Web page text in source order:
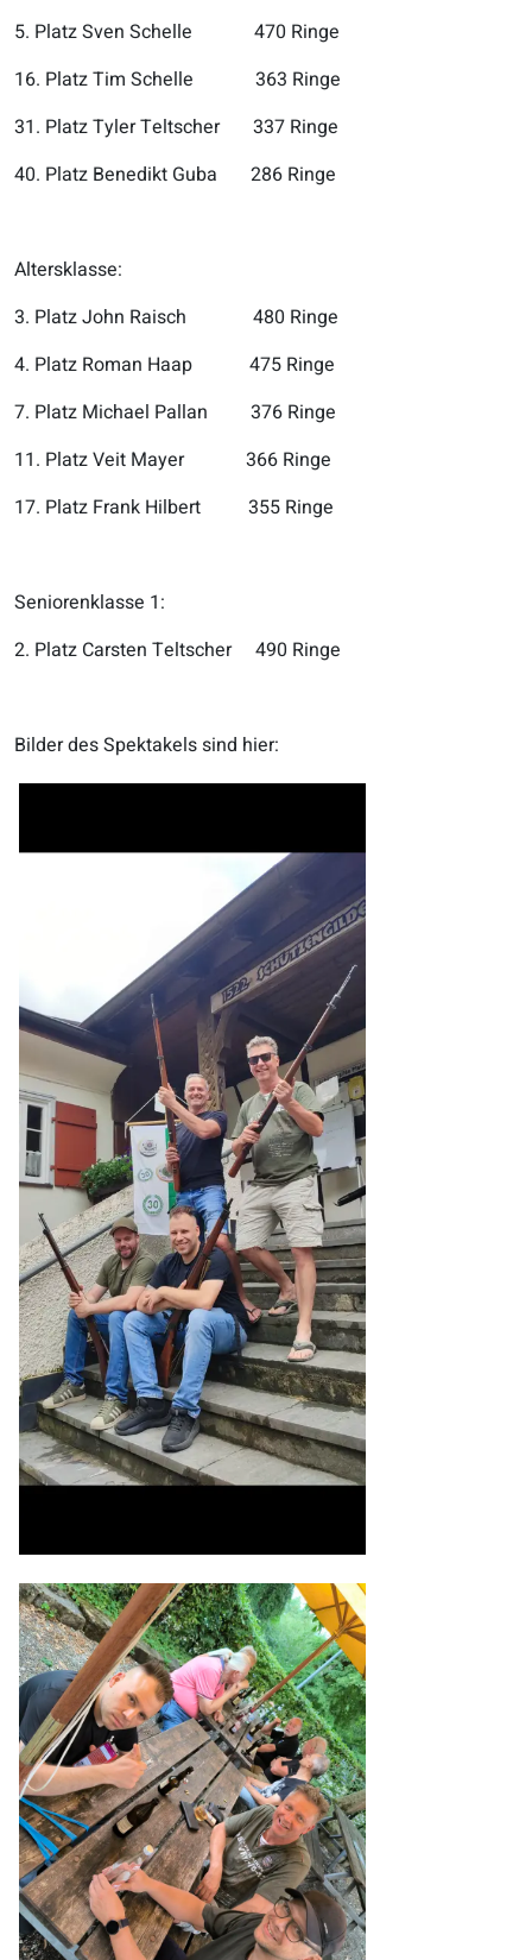
5. Platz Sven Schelle 470 Ringe
16. Platz Tim Schelle 363 Ringe
31. Platz Tyler Teltscher 337 Ringe
40. Platz Benedikt Guba 286 Ringe
Altersklasse:
3. Platz John Raisch 480 Ringe
4. Platz Roman Haap 475 Ringe
7. Platz Michael Pallan 376 Ringe
11. Platz Veit Mayer 366 Ringe
17. Platz Frank Hilbert 355 Ringe
Seniorenklasse 1:
2. Platz Carsten Teltscher 490 Ringe
Bilder des Spektakels sind hier: